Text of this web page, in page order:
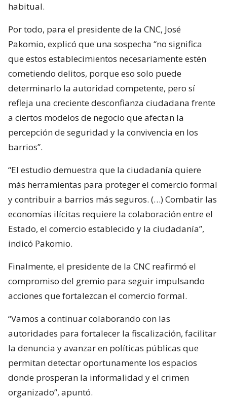
habitual.
Por todo, para el presidente de la CNC, José
Pakomio, explicó que una sospecha “no significa
que estos establecimientos necesariamente estén
cometiendo delitos, porque eso solo puede
determinarlo la autoridad competente, pero sí
refleja una creciente desconfianza ciudadana frente
a ciertos modelos de negocio que afectan la
percepción de seguridad y la convivencia en los
barrios”.
“El estudio demuestra que la ciudadanía quiere
más herramientas para proteger el comercio formal
y contribuir a barrios más seguros. (…) Combatir las
economías ilícitas requiere la colaboración entre el
Estado, el comercio establecido y la ciudadanía”,
indicó Pakomio.
Finalmente, el presidente de la CNC reafirmó el
compromiso del gremio para seguir impulsando
acciones que fortalezcan el comercio formal.
“Vamos a continuar colaborando con las
autoridades para fortalecer la fiscalización, facilitar
la denuncia y avanzar en políticas públicas que
permitan detectar oportunamente los espacios
donde prosperan la informalidad y el crimen
organizado”, apuntó.